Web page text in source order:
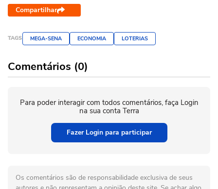
Compartilhar
TAGS MEGA-SENA ECONOMIA LOTERIAS
Comentários (0)
Para poder interagir com todos comentários, faça Login
na sua conta Terra
Fazer Login para participar
Os comentários são de responsabilidade exclusiva de seus